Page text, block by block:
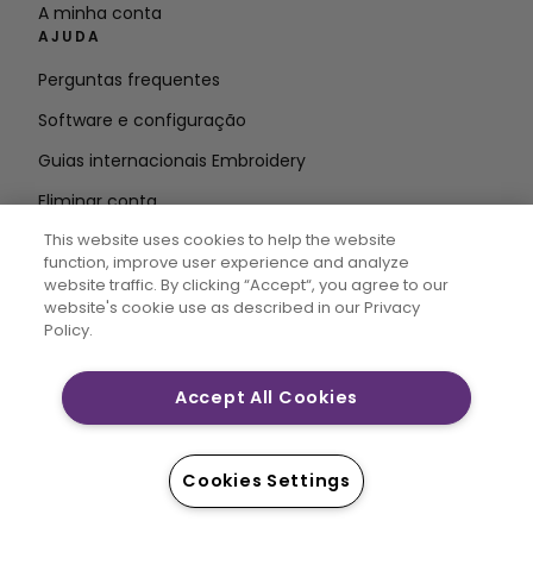
A minha conta
AJUDA
Perguntas frequentes
Software e configuração
Guias internacionais Embroidery
Eliminar conta
Introduzir o
endereço de correio eletrónico
CREATIVATE MYSEWNET são marcas registadas
Singer Sourcing Limited LLC ou as suas afiliadas. Todos
os direitos reservados.
This website uses cookies to help the website
function, improve user experience and analyze
website traffic. By clicking “Accept“, you agree to our
website's cookie use as described in our Privacy
Policy.
Accept All Cookies
Cookies Settings